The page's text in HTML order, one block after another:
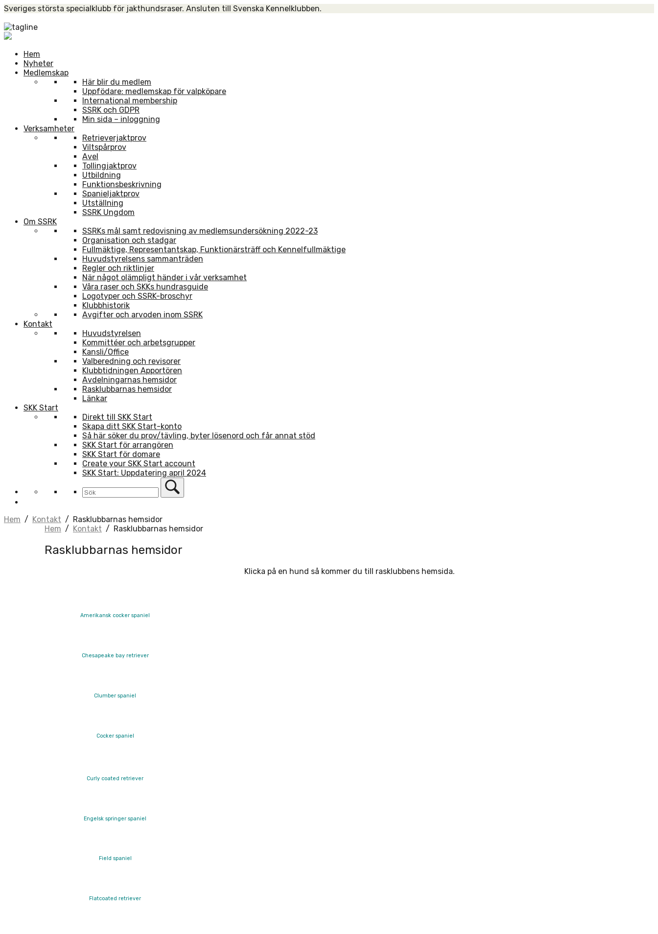
Skip
content
Sveriges största specialklubb för jakthundsraser. Ansluten till Svenska Kennelklubben.
Hem
Nyheter
Medlemskap
Här blir du medlem
Uppfödare: medlemskap för valpköpare
International membership
SSRK och GDPR
Min sida – inloggning
Verksamheter
Retrieverjaktprov
Viltspårprov
Avel
Tollingjaktprov
Utbildning
Funktionsbeskrivning
Spanieljaktprov
Utställning
SSRK Ungdom
Om SSRK
SSRKs mål samt redovisning av medlemsundersökning 2022-23
Organisation och stadgar
Fullmäktige, Representantskap, Funktionärsträff och Kennelfullmäktige
Huvudstyrelsens sammanträden
Regler och riktlinjer
När något olämpligt händer i vår verksamhet
Våra raser och SKKs hundrasguide
Logotyper och SSRK-broschyr
Klubbhistorik
Avgifter och arvoden inom SSRK
Kontakt
Huvudstyrelsen
Kommittéer och arbetsgrupper
Kansli/Office
Valberedning och revisorer
Klubbtidningen Apportören
Avdelningarnas hemsidor
Rasklubbarnas hemsidor
Länkar
SKK Start
Direkt till SKK Start
Skapa ditt SKK Start-konto
Så här söker du prov/tävling, byter lösenord och får annat stöd
SKK Start för arrangören
SKK Start för domare
Create your SKK Start account
SKK Start: Uppdatering april 2024
Hem / Kontakt / Rasklubbarnas hemsidor
Hem / Kontakt / Rasklubbarnas hemsidor
Rasklubbarnas hemsidor
Klicka på en hund så kommer du till rasklubbens hemsida.
Amerikansk cocker spaniel
Chesapeake bay retriever
Clumber spaniel
Cocker spaniel
Curly coated retriever
Engelsk springer spaniel
Field spaniel
Flatcoated retriever